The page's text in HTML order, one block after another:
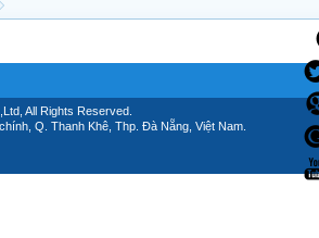
All Rights Reserved.
Q. Thanh Khê, Thp. Đà Nẵng, Việt Nam.